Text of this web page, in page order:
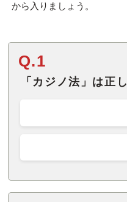
から入りましょう。
Q.1
「カジノ法」は正